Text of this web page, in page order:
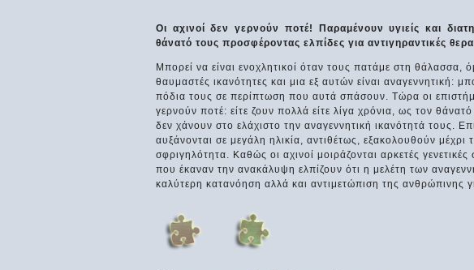
Οι αχινοί δεν γερνούν ποτέ! Παραμένουν υγιείς και
θάνατό τους προσφέροντας ελπίδες για αντιγηραντικές
Μπορεί να είναι ενοχλητικοί όταν τους πατάμε στη θάλασσα,
θαυμαστές ικανότητες και μια εξ αυτών είναι αναγεννητική:
πόδια τους σε περίπτωση που αυτά σπάσουν. Τώρα οι
γερνούν ποτέ: είτε ζουν πολλά είτε λίγα χρόνια, ως τον
δεν χάνουν στο ελάχιστο την αναγεννητική ικανότητά τους.
αυξάνονται σε μεγάλη ηλικία, αντιθέτως, εξακολουθούν μέχρι
σφριγηλότητα. Καθώς οι αχινοί μοιράζονται αρκετές
που έκαναν την ανακάλυψη ελπίζουν ότι η μελέτη των
καλύτερη κατανόηση αλλά και αντιμετώπιση της ανθρώπινης